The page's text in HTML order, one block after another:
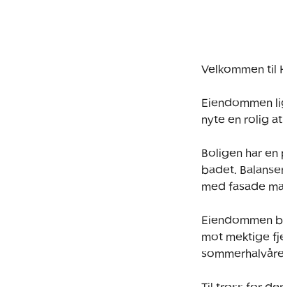
Velkommen til
Eiendommen
nyte en rolig
Boligen har
badet.
med fasade
Eiendommen
mot mektige